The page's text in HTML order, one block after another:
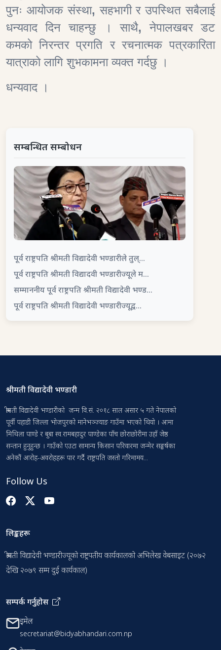
पुनः आयोजक संस्था,सहभागी र उपस्थित सबैलाई
धन्यवाद दिन चाहन्छु । साथै,नेपालखबर डट
कमको निरन्तर प्रगति र रचनात्मक पत्रकारिता
यात्राको लागि शुभकामना व्यक्त गर्दछु ।
धन्यवाद ।
सम्बन्धित सम्बोधन
पूर्व राष्ट्रपति श्रीमती विद्यादेवी भण्डारीले तुल्...
पूर्व राष्ट्रपति श्रीमती विद्यादवी भण्डारीज्यूले म...
सम्माननीय पूर्व राष्ट्रपति श्रीमती विद्यादेवी भण्ड...
पूर्व राष्ट्रपति श्रीमती विद्यादेवी भण्डारीज्यूद्व...
श्रीमती विद्यादेवी भण्डारी
श्रीमती विद्यादेवी भण्डारीको जन्म वि.सं. २०१८ साल असार ५ गते नेपालको
पूर्वी पहाडी जिल्ला भोजपुरको मानेभञ्ज्याङ गाउँमा भएको थियो । आमा
मिथिला पाण्डे र बुबा स्व.रामबहादुर पाण्डेका पाँच छोराछोरीमा उहाँ जेष्ठ
सन्तान हुनुहुन्छ । गाउँको एउटा सामान्य किसान परिवारमा जन्मेर सङ्घर्षका
अनेकौं आरोह-अवरोहहरू पार गर्दै राष्ट्रपति जस्तो गरिमामय...
Follow Us
लिङ्कहरू
श्रीमती विद्यादेवी भण्डारीज्यूको राष्ट्रपतीय कार्यकालको अभिलेख वेबसाइट (२०७२
देखि २०७९ सम्म दुई कार्यकाल)
सम्पर्क गर्नुहोस
इमेल
secretariat@bidyabhandari.com.np